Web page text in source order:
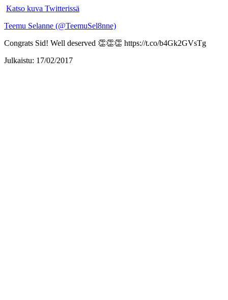
Katso kuva Twitterissä
Teemu Selanne (@TeemuSel8nne)
Congrats Sid! Well deserved 👏👏👏 https://t.co/b4Gk2GVsTg
Julkaistu: 17/02/2017